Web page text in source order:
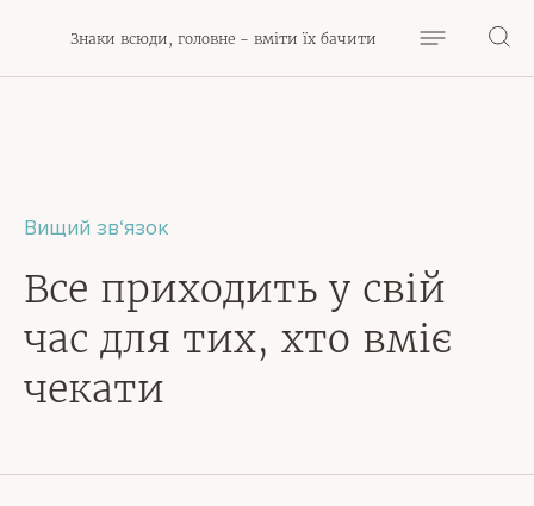
Знаки всюди, головне - вміти їх бачити
Вищий зв‘язок
Все приходить у свій
час для тих, хто вміє
чекати